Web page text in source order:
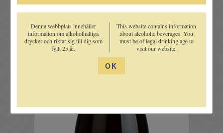
Denna webbplats innehåller
information om alkoholhaltiga
drycker och riktar sig till dig som
fyllt 25 år.
This website contains information
about alcoholic beverages. You
must be of legal drinking age to
visit our website.
OK